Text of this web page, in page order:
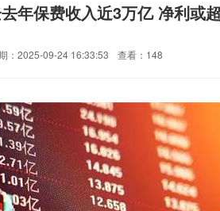
年保费收入近3万亿 净利或
：2025-09-24 16:33:53 查看：148